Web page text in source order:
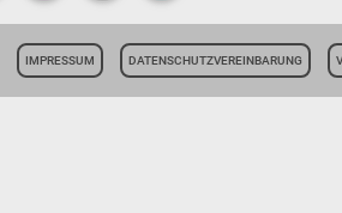
IMPRESSUM DATENSCHUTZVEREINBARUNG